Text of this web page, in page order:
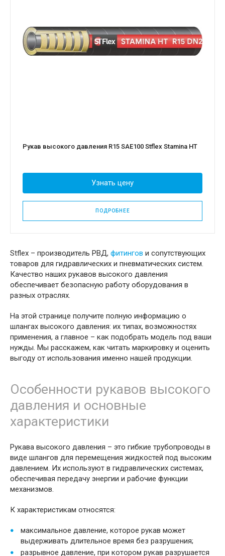
Рукав высокого давления R15 SAE100 Stflex Stamina HT
Узнать цену
ПОДРОБНЕЕ
Stflex – производитель РВД, фитингов и сопутствующих
товаров для гидравлических и пневматических систем.
Качество наших рукавов высокого давления
обеспечивает безопасную работу оборудования в
разных отраслях.
На этой странице получите полную информацию о
шлангах высокого давления: их типах, возможностях
применения, а главное – как подобрать модель под ваши
нужды. Мы расскажем, как читать маркировку и оценить
выгоду от использования именно нашей продукции.
Особенности рукавов высокого
давления и основные
характеристики
Рукава высокого давления – это гибкие трубопроводы в
виде шлангов для перемещения жидкостей под высоким
давлением. Их используют в гидравлических системах,
обеспечивая передачу энергии и рабочие функции
механизмов.
К характеристикам относятся:
максимальное давление, которое рукав может
выдерживать длительное время без разрушения;
разрывное давление, при котором рукав разрушается